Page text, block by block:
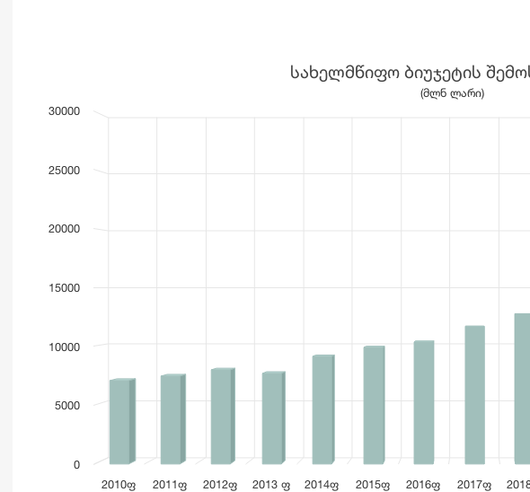
Სახელმწიფო Ბიუჯეტის Შემოსულობები
(მლნ ლარი)
სახელმწიფო ბიუჯეტის
(მლნ ლარი)
2010ფ 2011ფ 2012ფ 2013 ფ 2014ფ 2015ფ 2016ფ 2017ფ
0
5000
10000
15000
20000
25000
30000